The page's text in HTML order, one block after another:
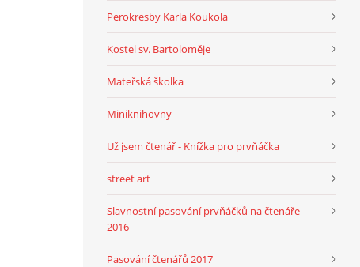
Perokresby Karla Koukola
Kostel sv. Bartoloměje
Mateřská školka
Miniknihovny
Už jsem čtenář - Knížka pro prvňáčka
street art
Slavnostní pasování prvňáčků na čtenáře -
2016
Pasování čtenářů 2017